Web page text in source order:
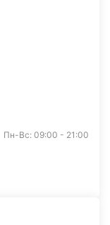
Пн-Вс: 09:00 - 21:00